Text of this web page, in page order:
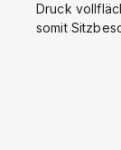
Druck
somit